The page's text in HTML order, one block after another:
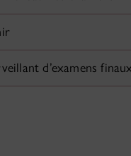
d’examens finaux